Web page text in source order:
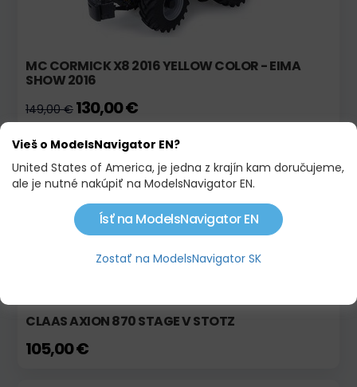
MC CORMICK X8 2016 YELLOW COLOR - EIMA
SHOW 2016
149,00 € 130,00 €
CLAAS AXION 870 STAGE V STOTZ
105,00 €
Vieš o ModelsNavigator EN?
United States of America, je jedna z krajín kam doručujeme,
ale je nutné nakúpiť na ModelsNavigator EN.
Ísť na ModelsNavigator EN
Zostať na ModelsNavigator SK